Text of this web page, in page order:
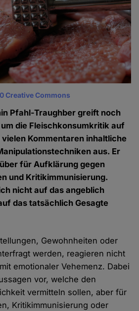
Creative Commons
Pfahl-Traughber greift noch
die Fleischkonsumkritik auf
Kommentaren inhaltliche
aus. Er
für Aufklärung gegen
und Kritikimmunisierung.
nicht auf das angeblich
das tatsächlich Gesagte
Gewohnheiten oder
werden, reagieren nicht
emotionaler Vehemenz. Dabei
vor, welche den
vermitteln sollen, aber für
Kritikimmunisierung oder